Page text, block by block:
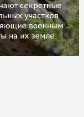
секретные
участков
военным
на их земле